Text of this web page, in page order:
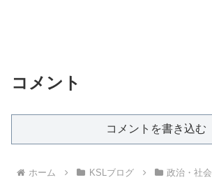
コメント
コメントを書き込む
ホーム KSLブログ 政治・社会